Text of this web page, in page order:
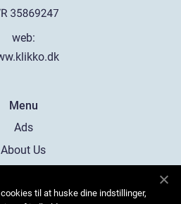
web:
Menu
Ads
About Us
Contacttil at huske dine indstillinger,